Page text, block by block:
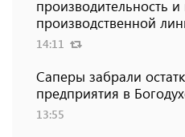
производительность
производственной
14:11
Саперы забрали
предприятия в
13:55